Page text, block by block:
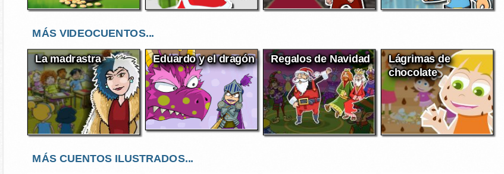
MÁS VIDEOCUENTOS...
La madrastra Eduardo y el dragón Regalos de Navidad
Lágrimas de
chocolate
MÁS CUENTOS ILUSTRADOS...